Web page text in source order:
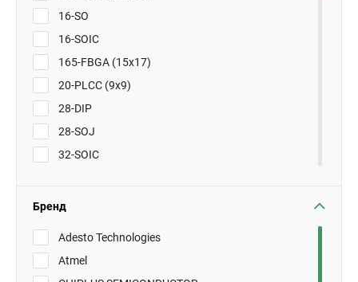
16-SO
16-SOIC
165-FBGA (15x17)
20-PLCC (9x9)
28-DIP
28-SOJ
32-SOIC
Бренд
Adesto Technologies
Atmel